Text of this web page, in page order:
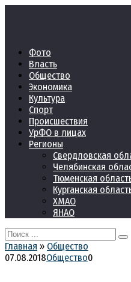
Фото
Власть
Общество
Экономика
Культура
Спорт
Происшествия
УрФО в лицах
Регионы
Свердловская
Челябинская
Тюменская
Курганская
ХМАО
ЯНАО
Search
for:
Главная » Общество
07.08.2018Общество0